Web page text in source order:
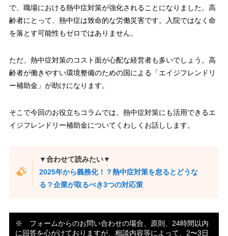
で、職場における熱中症対策が強化されることになりました。高
齢者にとって、熱中症は致命的な労働災害です。入院ではなく命
を落とす可能性もゼロではありません。
ただ、熱中症対策のコスト面が心配な経営者も多いでしょう。高
齢者が働きやすい環境整備のための国による「エイジフレンドリ
ー補助金」が助けになります。
そこで今回のお役立ちコラムでは、熱中症対策にも活用できるエ
イジフレンドリー補助金についてくわしくお話しします。
▼合わせて読みたい▼
2025年から義務化！？熱中症対策を怠るとどうな
る？企業が取るべき3つの対応策
※ フォームからのお問い合わせの場合、原則、24時間以内
に回答を心がけておりますが、相談内容等によって、2〜3日